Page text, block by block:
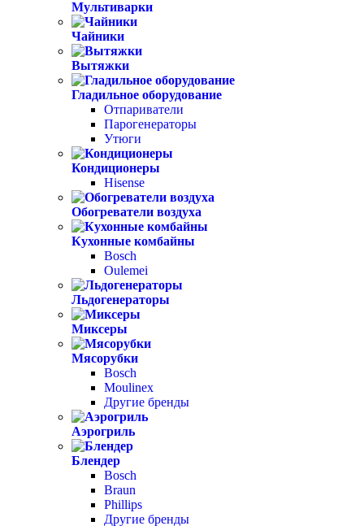
Мультиварки
Чайники
Вытяжки
Гладильное оборудование
Отпариватели
Парогенераторы
Утюги
Кондиционеры
Hisense
Обогреватели воздуха
Кухонные комбайны
Bosch
Oulemei
Льдогенераторы
Миксеры
Мясорубки
Bosch
Moulinex
Другие бренды
Аэрогриль
Блендер
Bosch
Braun
Phillips
Другие бренды